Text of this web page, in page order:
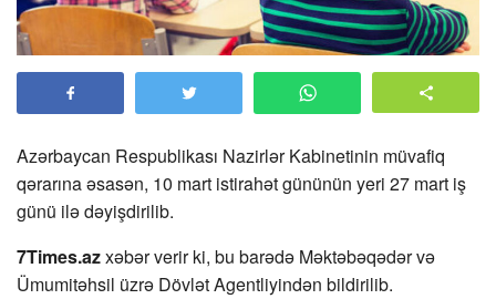
Azərbaycan Respublikası Nazirlər Kabinetinin müvafiq
qərarına əsasən, 10 mart istirahət gününün yeri 27 mart iş
günü ilə dəyişdirilib.
7Times.azxəbər verir ki, bu barədə Məktəbəqədər və
Ümumitəhsil üzrə Dövlət Agentliyindən bildirilib.